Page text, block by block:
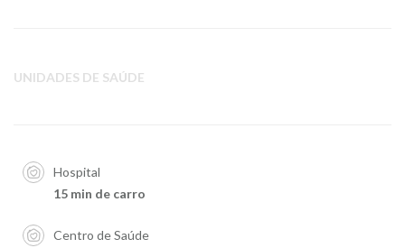
UNIDADES DE SAÚDE
Hospital
15 min de carro
Centro de Saúde